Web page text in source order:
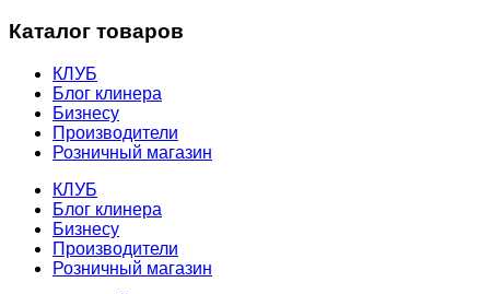
Каталог товаров
КЛУБ
Блог клинера
Бизнесу
Производители
Розничный магазин
КЛУБ
Блог клинера
Бизнесу
Производители
Розничный магазин